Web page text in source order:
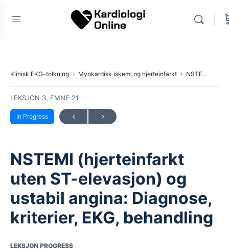
Klinisk EKG-tolkning Myokardisk iskemi og hjerteinfarkt NSTEMI (hjerteinfarkt uten ST-elevasjon) og ustabil angina: Diagnose, kriterier, EKG, behandling
LEKSJON 3, EMNE 21
In Progress
NSTEMI (hjerteinfarkt
uten ST-elevasjon) og
ustabil angina: Diagnose,
kriterier, EKG, behandling
LEKSJON PROGRESS